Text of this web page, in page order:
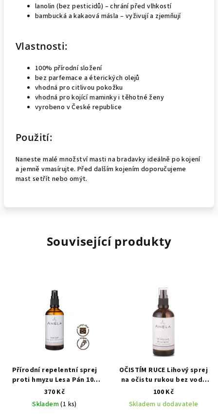
lanolin (bez pesticidů) – chrání před vlhkostí
bambucká a kakaová másla – vyživují a zjemňují
Vlastnosti:
100% přírodní složení
bez parfemace a éterických olejů
vhodná pro citlivou pokožku
vhodná pro kojící maminky i těhotné ženy
vyrobeno v České republice
Použití:
Naneste malé množství masti na bradavky ideálně po kojení
a jemně vmasírujte. Před dalším kojením doporučujeme
mast setřít nebo omýt.
Související produkty
Přírodní repelentní sprej
proti hmyzu Lesa Pán 100
ml – na pokožku i po
štípnutí
100 ml
370 Kč
Skladem(1 ks)
OČISTÍM RUCE Lihový sprej
na očistu rukou bez vody
30 ml
100 Kč
Skladem u dodavatele